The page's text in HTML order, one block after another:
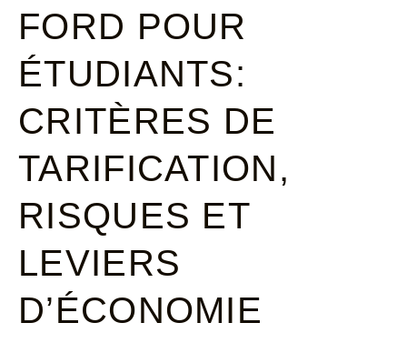
FORD POUR
ÉTUDIANTS:
CRITÈRES DE
TARIFICATION,
RISQUES ET
LEVIERS
D’ÉCONOMIE